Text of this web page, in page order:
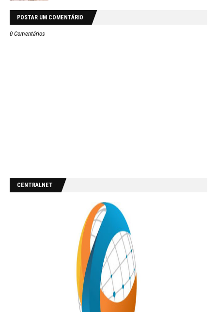
POSTAR UM COMENTÁRIO
0 Comentários
CENTRALNET